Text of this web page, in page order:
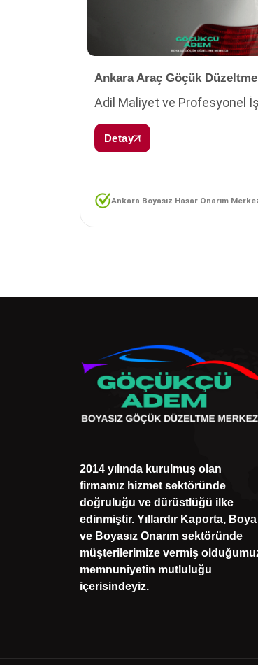
Ankara Araç Göçük Düzeltme
Adil Maliyet ve Profesyonel
Detay
Ankara Boyasız Hasar Onarım
2014 yılında kurulmuş olan
firmamız hizmet sektöründe
doğruluğu ve dürüstlüğü ilke
edinmiştir. Yıllardır Kaporta, Boya
ve Boyasız Onarım sektöründe
müşterilerimize vermiş
memnuniyetin mutluluğu
içerisindeyiz.